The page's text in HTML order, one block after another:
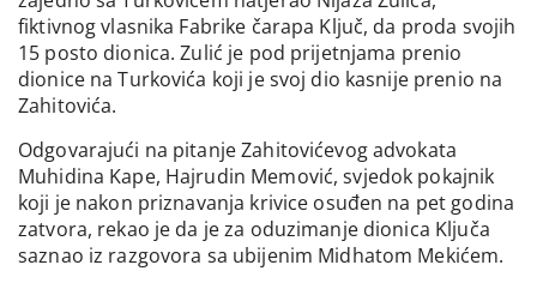
fiktivnog vlasnika Fabrike čarapa Ključ, da proda svojih
15 posto dionica. Zulić je pod prijetnjama prenio
dionice na Turkovića koji je svoj dio kasnije prenio na
Zahitovića.
Odgovarajući na pitanje Zahitovićevog advokata
Muhidina Kape, Hajrudin Memović, svjedok pokajnik
koji je nakon priznavanja krivice osuđen na pet godina
zatvora, rekao je da je za oduzimanje dionica Ključa
saznao iz razgovora sa ubijenim Midhatom Mekićem.